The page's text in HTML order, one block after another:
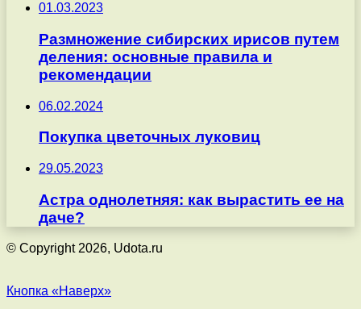
01.03.2023
Размножение сибирских ирисов путем
деления: основные правила и
рекомендации
06.02.2024
Покупка цветочных луковиц
29.05.2023
Астра однолетняя: как вырастить ее на
даче?
© Copyright 2026, Udota.ru
Кнопка «Наверх»